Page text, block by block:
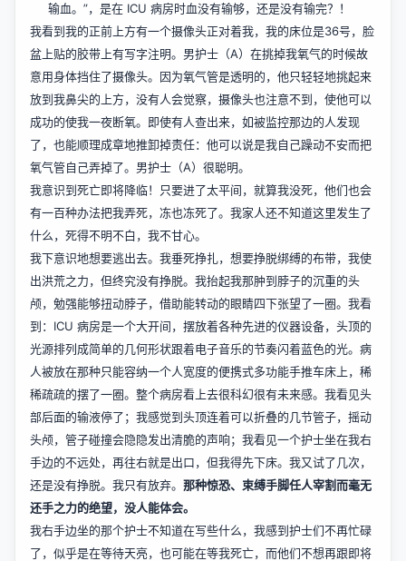
输血。”，是在 ICU 病房时血没有输够，还是没有输完？！
我看到我的正前上方有一个摄像头正对着我，我的床位是36号，脸
盆上贴的胶带上有写字注明。男护士（A）在挑掉我氧气的时候故
意用身体挡住了摄像头。因为氧气管是透明的，他只轻轻地挑起来
放到我鼻尖的上方，没有人会觉察，摄像头也注意不到，使他可以
成功的使我一夜断氧。即使有人查出来，如被监控那边的人发现
了，也能顺理成章地推卸掉责任：他可以说是我自己躁动不安而把
氧气管自己弄掉了。男护士（A）很聪明。
我意识到死亡即将降临！只要进了太平间，就算我没死，他们也会
有一百种办法把我弄死，冻也冻死了。我家人还不知道这里发生了
什么，死得不明不白，我不甘心。
我下意识地想要逃出去。我垂死挣扎，想要挣脱绑缚的布带，我使
出洪荒之力，但终究没有挣脱。我抬起我那肿到脖子的沉重的头
颅，勉强能够扭动脖子，借助能转动的眼睛四下张望了一圈。我看
到：ICU 病房是一个大开间，摆放着各种先进的仪器设备，头顶的
光源排列成简单的几何形状跟着电子音乐的节奏闪着蓝色的光。病
人被放在那种只能容纳一个人宽度的便携式多功能手推车床上，稀
稀疏疏的摆了一圈。整个病房看上去很科幻很有未来感。我看见头
部后面的输液停了；我感觉到头顶连着可以折叠的几节管子，摇动
头颅，管子碰撞会隐隐发出清脆的声响；我看见一个护士坐在我右
手边的不远处，再往右就是出口，但我得先下床。我又试了几次，
还是没有挣脱。我只有放弃。 那种惊恐、束缚手脚任人宰割而毫无
还手之力的绝望，没人能体会。
我右手边坐的那个护士不知道在写些什么，我感到护士们不再忙碌
了，似乎是在等待天亮，也可能在等我死亡，而他们不想再跟即将